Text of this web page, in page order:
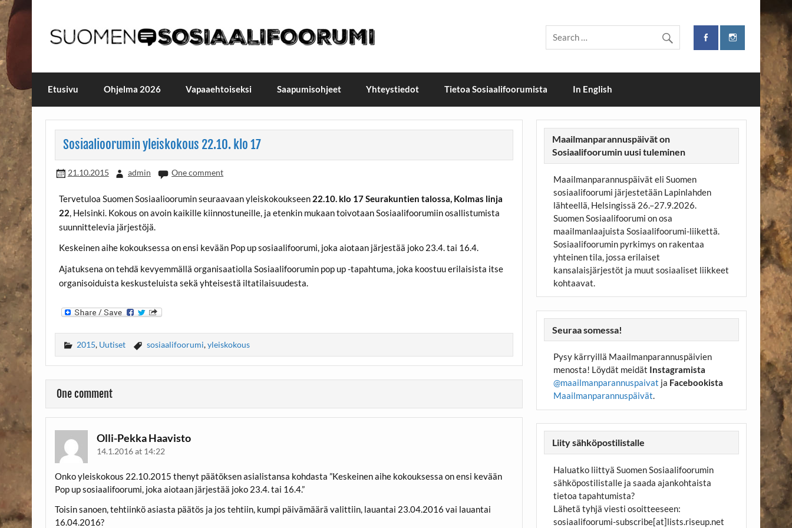
Skip
to
content
Maailmanparannuspäivät / Suomen sosiaalifoorumi
Maailmanparannuspäivät Lapinlahden Lähteellä, Helsingissä 26.–27.9.2026
Etusivu Ohjelma 2026 Vapaaehtoiseksi Saapumisohjeet Yhteystiedot Tietoa Sosiaalifoorumista In English
Sosiaalioorumin yleiskokous 22.10. klo 17
21.10.2015 admin One comment
Tervetuloa Suomen Sosiaalioorumin seuraavaan yleiskokoukseen 22.10. klo 17 Seurakuntien talossa, Kolmas linja
22, Helsinki. Kokous on avoin kaikille kiinnostuneille, ja etenkin mukaan toivotaan Sosiaalifoorumiin osallistumista
suunnittelevia järjestöjä.
Keskeinen aihe kokouksessa on ensi kevään Pop up sosiaalifoorumi, joka aiotaan järjestää joko 23.4. tai 16.4.
Ajatuksena on tehdä kevyemmällä organisaatiolla Sosiaalifoorumin pop up -tapahtuma, joka koostuu erilaisista itse
organisoiduista keskusteluista sekä yhteisestä iltatilaisuudesta.
2015, Uutiset sosiaalifoorumi,yleiskokous
One comment
Olli-Pekka Haavisto
14.1.2016 at 14:22
Onko yleiskokous 22.10.2015 thenyt päätöksen asialistansa kohdasta ”Keskeinen aihe kokouksessa on ensi kevään
Pop up sosiaalifoorumi, joka aiotaan järjestää joko 23.4. tai 16.4.”
Toisin sanoen, tehtiinkö asiasta päätös ja jos tehtiin, kumpi päivämäärä valittiin, lauantai 23.04.2016 vai lauantai
16.04.2016?
Maailmanparannuspäivät on
Sosiaalifoorumin uusi tuleminen
Maailmanparannuspäivät eli Suomen
sosiaalifoorumi järjestetään Lapinlahden
lähteellä, Helsingissä 26.–27.9.2026.
Suomen Sosiaalifoorumi on osa
maailmanlaajuista Sosiaalifoorumi-liikettä.
Sosiaalifoorumin pyrkimys on rakentaa
yhteinen tila, jossa erilaiset
kansalaisjärjestöt ja muut sosiaaliset liikkeet
kohtaavat.
Seuraa somessa!
Pysy kärryillä Maailmanparannuspäivien
menosta! Löydät meidät Instagramista
@maailmanparannuspaivat ja Facebookista
Maailmanparannuspäivät.
Liity sähköpostilistalle
Haluatko liittyä Suomen Sosiaalifoorumin
sähköpostilistalle ja saada ajankohtaista
tietoa tapahtumista?
Lähetä tyhjä viesti osoitteeseen:
sosiaalifoorumi-subscribe[at]lists.riseup.net